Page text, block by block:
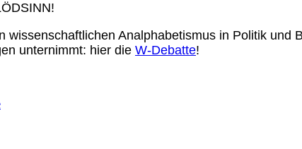
Analphabetismus in Politik und
unternimmt: hier die W-Debatte!